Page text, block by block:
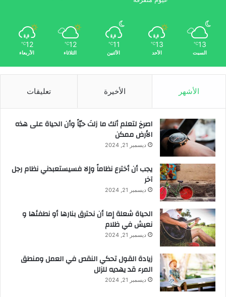
13
℃
السبت
13
℃
الأحد
11
℃
الأثنين
12
℃
الثلاثاء
12
℃
الأربعاء
الأشهر الأخيرة تعليقات
‫اصرخ لتعلم أنك ما زلتَ حيّاً وأن الحياة على هذه
الأرض ممكن
ديسمبر 21, 2024
يجب أن أخترع نظاماً وإلا فسيستعبدني نظام رجل
آخر
ديسمبر 21, 2024
الحياة شعلة إما أن نحترق بنارها أو نطفئها و
نعيش في ظلام
ديسمبر 21, 2024
زيادة القول تحكي النقص في العمل ومنطق
المرء قد يهديه للزلل
ديسمبر 21, 2024